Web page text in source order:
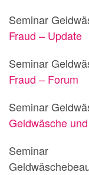
Seminar
Fraud – Update
Seminar
Fraud – Forum
Seminar
Geldwäsche
Seminar